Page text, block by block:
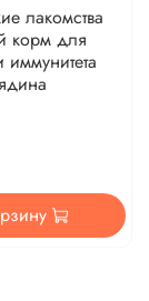
лакомства
корм для